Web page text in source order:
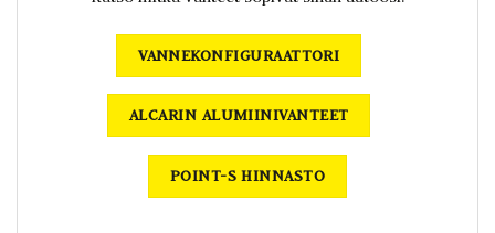
VANNEKONFIGURAATTORI
ALCARIN ALUMIINIVANTEET
POINT-S HINNASTO